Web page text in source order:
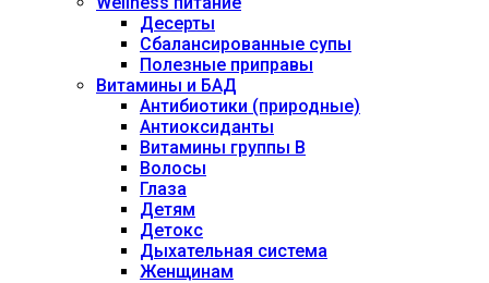
Десерты
Сбалансированные супы
Полезные приправы
Витамины и БАД
Антибиотики (природные)
Антиоксиданты
Витамины группы В
Волосы
Глаза
Детям
Детокс
Дыхательная система
Женщинам